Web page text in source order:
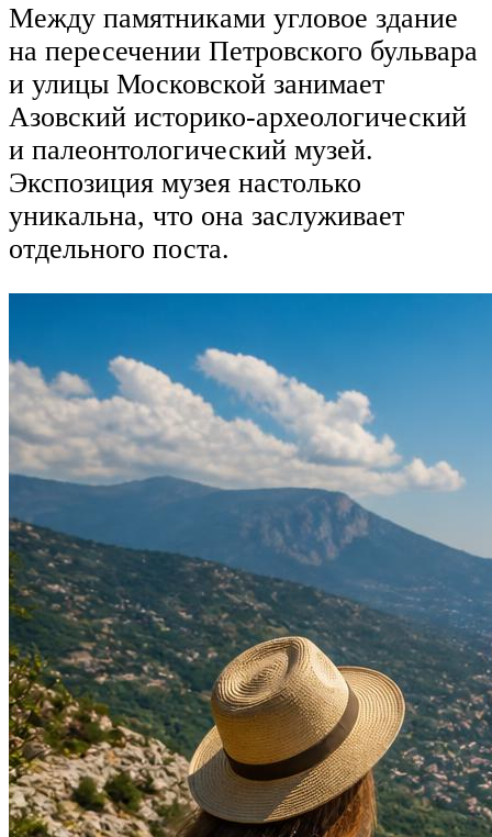
Между памятниками угловое здание
на пересечении Петровского бульвара
и улицы Московской занимает
Азовский историко-археологический
и палеонтологический музей.
Экспозиция музея настолько
уникальна, что она заслуживает
отдельного поста.